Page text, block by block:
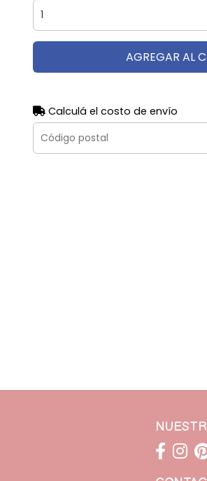
AGREGAR AL
Calculá el costo de envío